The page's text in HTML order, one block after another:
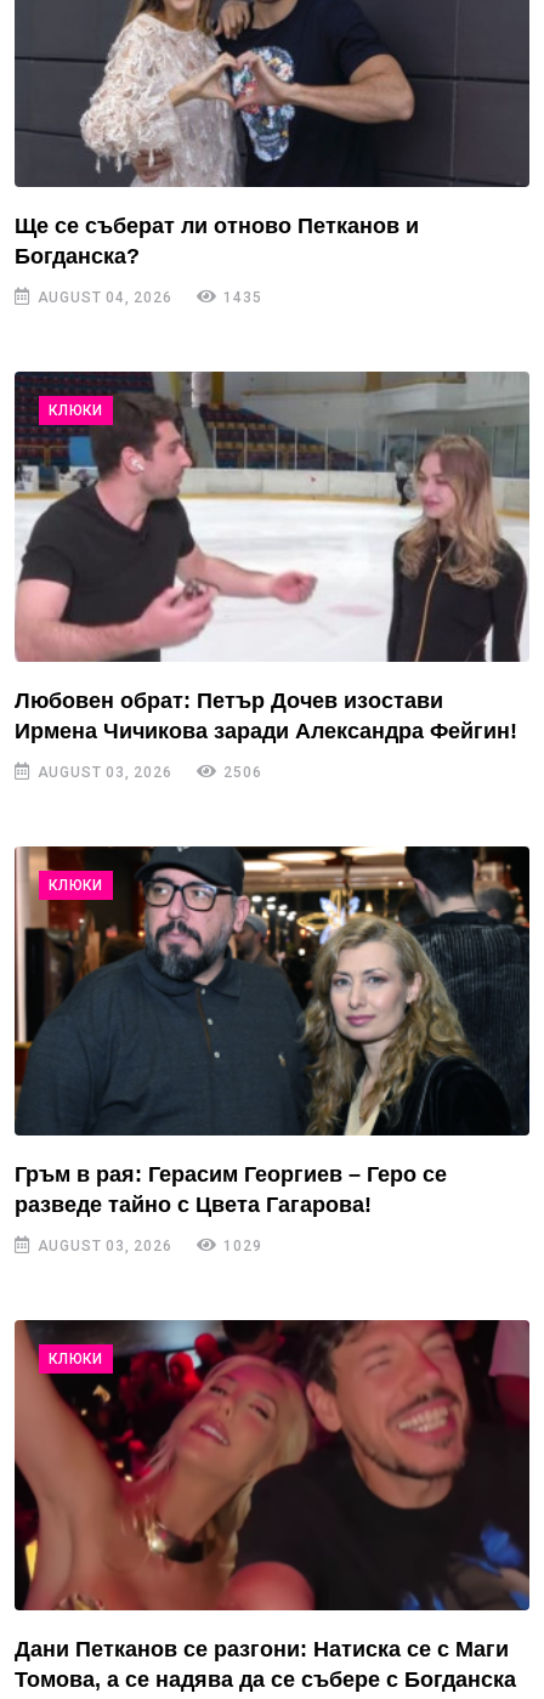
Ще се съберат ли отново Петканов и
Богданска?
AUGUST 04, 2026 1435
КЛЮКИ
Любовен обрат: Петър Дочев изостави
Ирмена Чичикова заради Александра Фейгин!
AUGUST 03, 2026 2506
КЛЮКИ
Гръм в рая: Герасим Георгиев – Геро се
разведе тайно с Цвета Гагарова!
AUGUST 03, 2026 1029
КЛЮКИ
Дани Петканов се разгони: Натиска се с Маги
Томова, а се надява да се събере с Богданска